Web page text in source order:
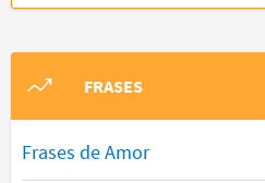
FRASES
Frases de Amor